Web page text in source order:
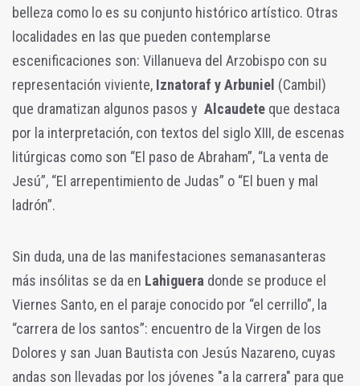
belleza como lo es su conjunto histórico artístico. Otras
localidades en las que pueden contemplarse
escenificaciones son: Villanueva del Arzobispo con su
representación viviente, Iznatoraf y Arbuniel (Cambil)
que dramatizan algunos pasos y Alcaudete que destaca
por la interpretación, con textos del siglo XIII, de escenas
litúrgicas como son “El paso de Abraham”, “La venta de
Jesú”, “El arrepentimiento de Judas” o “El buen y mal
ladrón”.
Sin duda, una de las manifestaciones semanasanteras
más insólitas se da en Lahiguera donde se produce el
Viernes Santo, en el paraje conocido por “el cerrillo”, la
“carrera de los santos”: encuentro de la Virgen de los
Dolores y san Juan Bautista con Jesús Nazareno, cuyas
andas son llevadas por los jóvenes "a la carrera" para que